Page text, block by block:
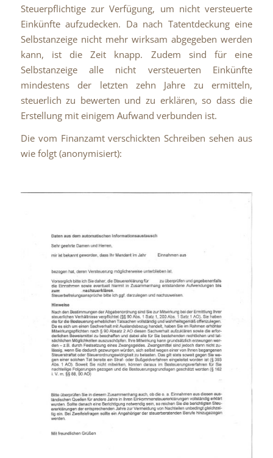
Steuerpflichtige zur Verfügung, um nicht versteuerte
Einkünfte aufzudecken. Da nach Tatentdeckung eine
Selbstanzeige nicht mehr wirksam abgegeben werden
kann, ist die Zeit knapp. Zudem sind für eine
Selbstanzeige alle nicht versteuerten Einkünfte
mindestens der letzten zehn Jahre zu ermitteln,
steuerlich zu bewerten und zu erklären, so dass die
Erstellung mit einigem Aufwand verbunden ist.
Die vom Finanzamt verschickten Schreiben sehen aus
wie folgt (anonymisiert):